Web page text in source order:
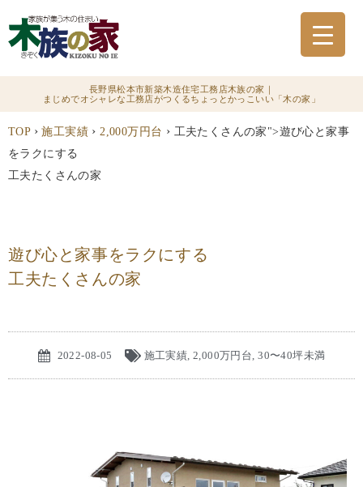
長野県松本市新築木造住宅工務店木族の家｜
まじめでオシャレな工務店がつくるちょっとかっこいい「木の家」
TOP › 施工実績 › 2,000万円台 › 工夫たくさんの家">遊び心と家事
をラクにする
工夫たくさんの家
遊び心と家事をラクにする
工夫たくさんの家
2022-08-05 施工実績,2,000万円台,30〜40坪未満